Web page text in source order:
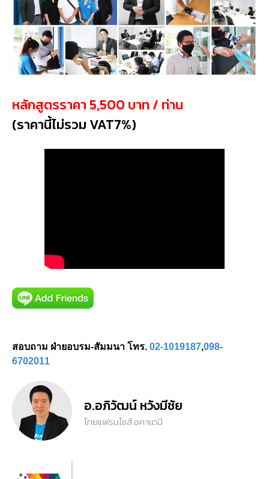
หลักสูตรราคา 5,500 บาท / ท่าน
(ราคานี้ไม่รวม VAT7%)
สอบถาม ฝ่ายอบรม-สัมมนา โทร. 02-1019187,098-
6702011
อ.อภิวัฒน์ หวังมีชัย
ไทยแฟรนไชส์ อคาเดมี